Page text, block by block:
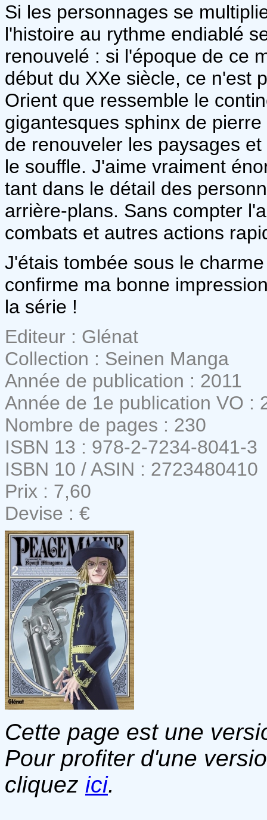
Si les personnages se
l'histoire au rythme endiablé
renouvelé : si l'époque de ce
début du XXe siècle, ce n'est
Orient que ressemble le
gigantesques sphinx de
de renouveler les paysages
le souffle. J'aime vraiment
tant dans le détail des
arrière-plans. Sans compter
combats et autres actions
J'étais tombée sous le
confirme ma bonne
la série !
Editeur : Glénat
Collection : Seinen Manga
Année de publication : 2011
Année de 1e publication VO :
Nombre de pages : 230
ISBN 13 : 978-2-7234-8041-3
ISBN 10 / ASIN : 2723480410
Prix : 7,60
Devise : €
Cette page est une
Pour profiter d'une
cliquez ici.